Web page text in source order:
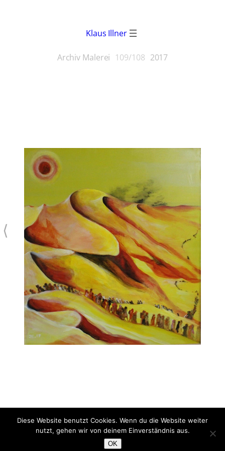
Klaus Illner
Archiv Malerei 109/108 2017
Gelbkunst: mare nostrum (Triptychon linker Flügel)
Acryl/Lw.
⟨
Diese Website benutzt Cookies. Wenn du die Website weiter
nutzt, gehen wir von deinem Einverständnis aus.
OK